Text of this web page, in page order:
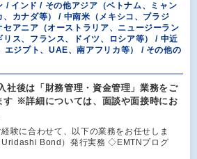
/ インド / その他アジア（ベトナム、ミャン
カナダ等） / 中南米（メキシコ、ブラジ
アニア（オーストラリア、ニュージーラン
リス、フランス、ドイツ、ロシア等） / 中近
エジプト、UAE、南アフリカ等） / その他の
社後は「財務管理・資金管理」業務をご
す ※詳細については、面談や面接時にお
経験に合わせて、以下の業務をお任せしま
Bond）発行実務 ◇EMTNプログ